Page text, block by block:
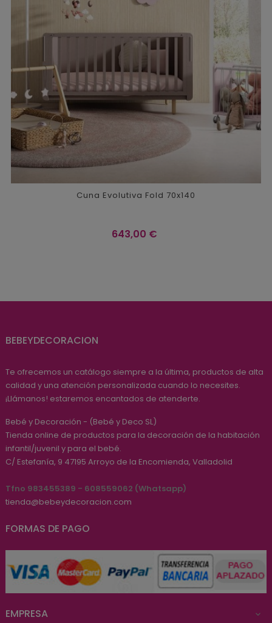
Cuna Evolutiva Fold 70x140
Precio
643,00 €
BEBEYDECORACION
Te ofrecemos un catálogo siempre a la última, productos de alta
calidad y una atención personalizada cuando lo necesites.
¡Llámanos! estaremos encantados de atenderte.
Bebé y Decoración - (Bebé y Deco SL)
Tienda online de productos para la decoración de la habitación
infantil/juvenil y para el bebé.
C/ Estefanía, 9 47195 Arroyo de la Encomienda, Valladolid
Tfno 983455389 - 608559062 (Whatsapp)
tienda@bebeydecoracion.com
FORMAS DE PAGO
EMPRESA 